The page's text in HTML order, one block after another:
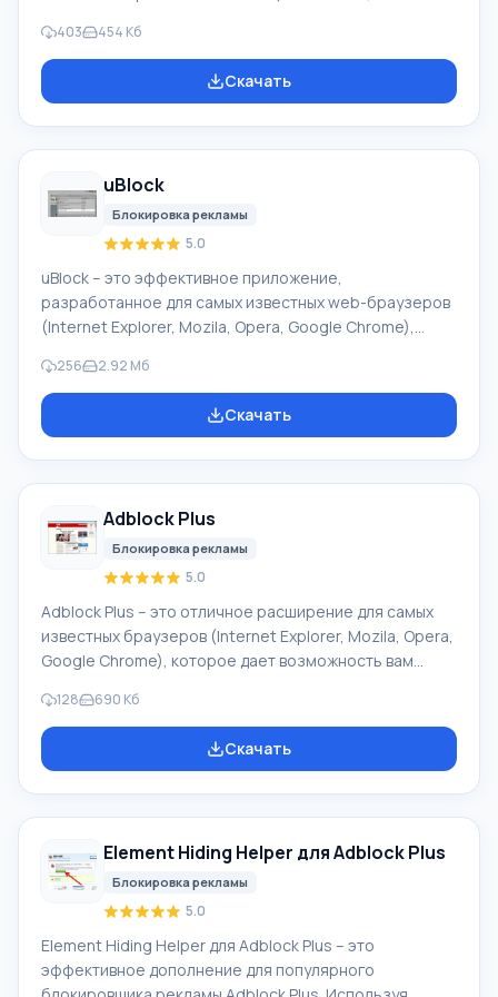
дает возможность сделать ваше путешествие в сети
боле комфортным. Также приложение блокирует
известные вредоносные домены, что делает ваш
апплеты, шпионские программы и тому подоб
403 454 Кб
Скачать
uBlock
Блокировка рекламы
5.0
uBlock – это эффективное приложение,
разработанное для самых известных web-браузеров
(Internet Explorer, Mozila, Opera, Google Chrome),
рекламу. Приложение использует одновременно
более 1000 фильтров, которые позволяют
блокировать рекламу, и в то же время не грузит
EasyPrivaсy, списки вредоносных доменов,
долговечных вредоносных до
256 2.92 Мб
Скачать
Adblock Plus
Блокировка рекламы
5.0
Adblock Plus – это отличное расширение для самых
известных браузеров (Internet Explorer, Mozila, Opera,
Google Chrome), которое дает возможность вам
рекламные блоки и баннеры. Используя приложение,
вы больше не будете видеть эту назойливую рекламу,
весь этот «хлам» приложение берет на себя. Adblock
Plus Но если в
128 690 Кб
Скачать
Element Hiding Helper для Adblock Plus
Блокировка рекламы
5.0
Element Hiding Helper для Adblock Plus – это
эффективное дополнение для популярного